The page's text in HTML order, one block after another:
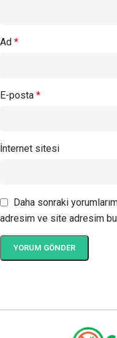
Ad *
E-posta *
İnternet sitesi
Daha sonraki
adresim ve site adresim bu